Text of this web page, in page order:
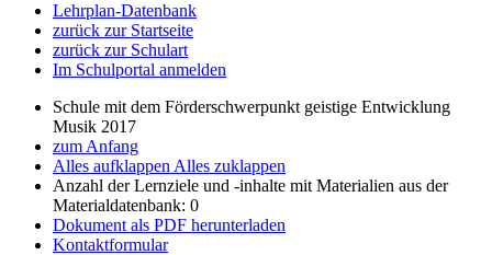
Lehrplan-Datenbank
zurück zur Startseite
zurück zur Schulart
Im Schulportal anmelden
Schule mit dem Förderschwerpunkt geistige Entwicklung
Musik 2017
zum Anfang
Alles aufklappen Alles zuklappen
Anzahl der Lernziele und -inhalte mit Materialien aus der
Materialdatenbank: 0
Dokument als PDF herunterladen
Kontaktformular